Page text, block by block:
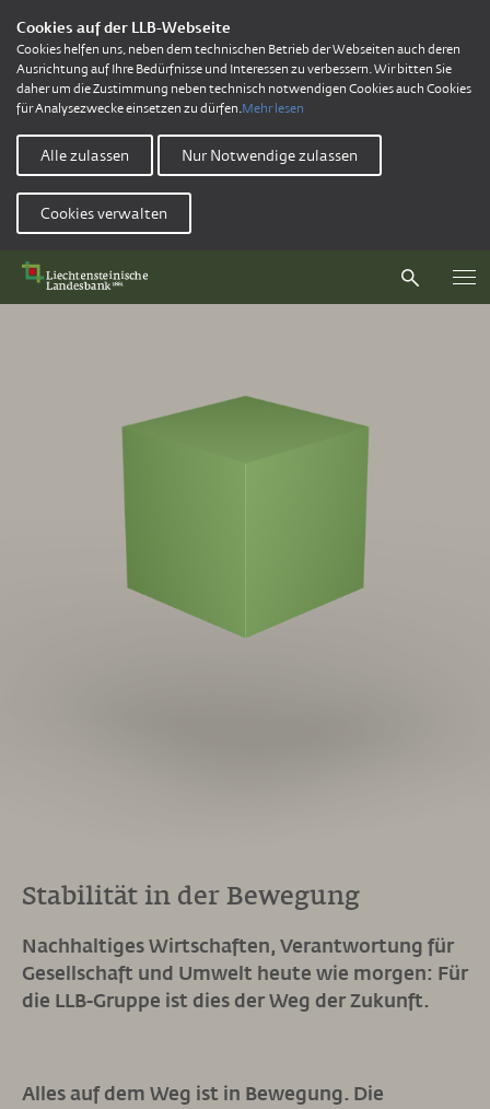
Cookies auf der LLB-Webseite
Cookies helfen uns, neben dem technischen Betrieb der Webseiten auch deren
Ausrichtung auf Ihre Bedürfnisse und Interessen zu verbessern. Wir bitten Sie
daher um die Zustimmung neben technisch notwendigen Cookies auch Cookies
für Analysezwecke einsetzen zu dürfen.Mehr lesen
Alle zulassen Nur Notwendige zulassen
Cookies verwalten
Stabilität in der Bewegung
Nachhaltiges Wirtschaften, Verantwortung für
Gesellschaft und Umwelt heute wie morgen: Für
die LLB-Gruppe ist dies der Weg der Zukunft.
Alles auf dem Weg ist in Bewegung. Die